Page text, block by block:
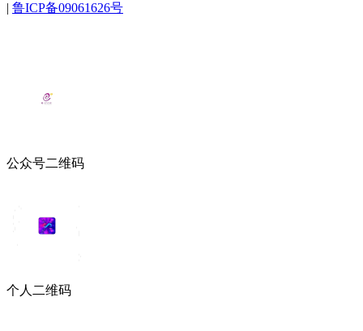
| 鲁ICP备09061626号
公众号二维码
个人二维码